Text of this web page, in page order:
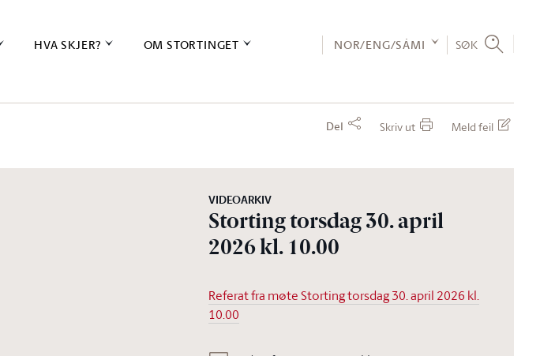
HVA SKJER? OM STORTINGET NOR/ENG/SÁMI SØK
Del Skriv ut Meld feil
VIDEOARKIV
Storting torsdag 30. april
2026 kl. 10.00
Referat fra møte Storting torsdag 30. april 2026 kl.
10.00